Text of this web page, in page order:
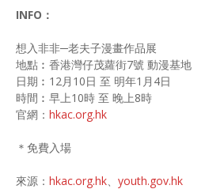
INFO：
想入非非─老夫子漫畫作品展
地點︰香港灣仔茂蘿街7號 動漫基地
日期︰12月10日 至 明年1月4日
時間︰早上10時 至 晚上8時
官網： hkac.org.hk
＊免費入場
來源： hkac.org.hk、 youth.gov.hk